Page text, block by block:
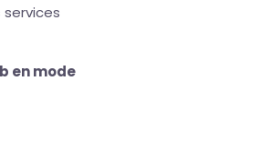
en mode